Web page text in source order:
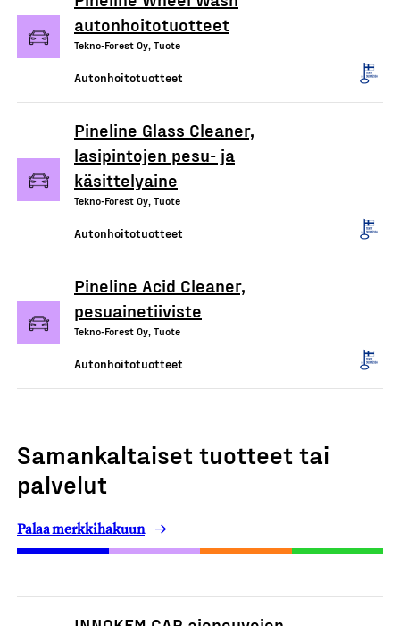
autonhoitotuotteet
Tekno-Forest Oy, Tuote
Autonhoitotuotteet
Pineline Glass Cleaner,
lasipintojen pesu- ja
käsittelyaine
Tekno-Forest Oy, Tuote
Autonhoitotuotteet
Pineline Acid Cleaner,
pesuainetiiviste
Tekno-Forest Oy, Tuote
Autonhoitotuotteet
Samankaltaiset tuotteet tai
palvelut
Palaa merkkihakuun